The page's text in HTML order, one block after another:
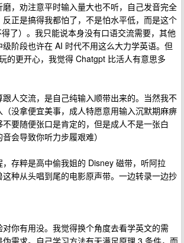
，劝注意平时输入量大也不听，自己发音完全
正是搞得我都怕了，不是怕水平低，而是这个
了）。我只能说本身没有口语交流需要，其他
级阶段也许在 AI 时代不用这么大力学英语。但
的更开心，我觉得 Chatgpt 比活人有意思多
人交流，是自己纯输入顺带出来的。当然我不
没拿便宜美事，成人特愿意用输入沉默期麻痹
不要随便张口是肯定的，但是成人不是一张白
会导致你听力步履艰难）
存粹是高中偷我姐的 Disney 磁带，听阿拉
种从头唱到尾的电影原声带。一边转录一边抄
你有用没。我觉得换个角度去看学英文的需
需求。自己学习方法有无满足原理 3 条件，而